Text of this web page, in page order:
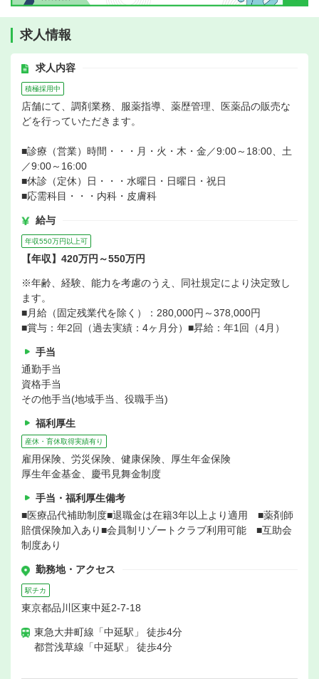
求人情報
求人内容
積極採用中
店舗にて、調剤業務、服薬指導、薬歴管理、医薬品の販売な
どを行っていただきます。
■診療（営業）時間・・・月・火・木・金／9:00～18:00、土
／9:00～16:00
■休診（定休）日・・・水曜日・日曜日・祝日
■応需科目・・・内科・皮膚科
給与
年収550万円以上可
【年収】420万円～550万円
※年齢、経験、能力を考慮のうえ、同社規定により決定致し
ます。
■月給（固定残業代を除く）：280,000円～378,000円
■賞与：年2回（過去実績：4ヶ月分）■昇給：年1回（4月）
手当
通勤手当
資格手当
その他手当(地域手当、役職手当)
福利厚生
産休・育休取得実績有り
雇用保険、労災保険、健康保険、厚生年金保険
厚生年金基金、慶弔見舞金制度
手当・福利厚生備考
■医療品代補助制度■退職金は在籍3年以上より適用 ■薬剤師
賠償保険加入あり■会員制リゾートクラブ利用可能 ■互助会
制度あり
勤務地・アクセス
駅チカ
東京都品川区東中延2-7-18
東急大井町線「中延駅」 徒歩4分
都営浅草線「中延駅」 徒歩4分